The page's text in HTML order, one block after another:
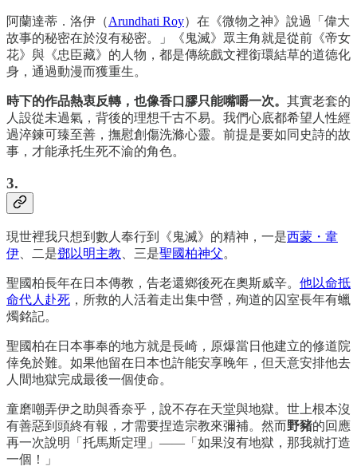
阿蘭達蒂．洛伊（Arundhati Roy）在《微物之神》說過「偉大
故事的秘密在於沒有秘密。」《鬼滅》眾主角就是從前《帝女
花》與《忠臣藏》的人物，都是傳統戲文裡銜環結草的道德化
身，通過動漫而獲重生。
時下的作品熱衷反轉，也像香口膠只能嘴嚼一次。 其實老套的
人設從未過氣，背後的理想千古不易。我們心底都希望人性經
過淬鍊可臻至善，撫慰創傷洗滌心靈。前提是要如同史詩的故
事，才能承托生死不渝的角色。
3.
現世裡我只想到數人奉行到《鬼滅》的精神，一是西蒙・韋
伊 、二是鄧以明主教 、三是聖國柏神父。
聖國柏長年在日本傳教，告老還鄉後死在奧斯威辛。 他以命抵
命代人赴死 ，所救的人活着走出集中營，殉道的囚室長年有蠟
燭銘記。
聖國柏在日本事奉的地方就是長崎，原爆當日他建立的修道院
倖免於難。如果他留在日本也許能安享晚年，但天意安排他去
人間地獄完成最後一個使命。
童磨嘲弄伊之助與香奈乎，說不存在天堂與地獄。世上根本沒
有善惡到頭終有報，才需要捏造宗教來彌補。然而野豬的回應
再一次說明「托馬斯定理」——「如果沒有地獄，那我就打造
一個！」